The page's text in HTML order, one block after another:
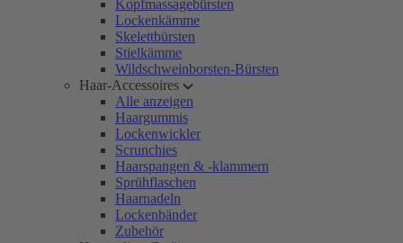
Kopfmassagebürsten
Lockenkämme
Skelettbürsten
Stielkämme
Wildschweinborsten-Bürsten
Haar-Accessoires
Alle anzeigen
Haargummis
Lockenwickler
Scrunchies
Haarspangen & -klammern
Sprühflaschen
Haarnadeln
Lockenbänder
Zubehör